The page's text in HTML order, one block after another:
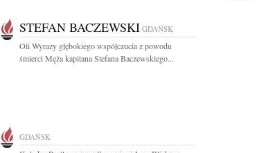
STEFAN BACZEWSKI GDAŃSK
Oli Wyrazy głębokiego współczucia z powodu
śmierci Męża kapitana Stefana Baczewskiego...
GDAŃSK